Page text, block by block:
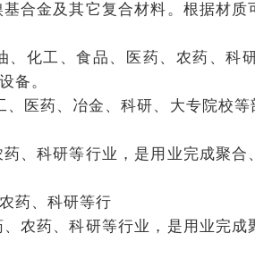
合金及其它复合材料。根据材
化工、食品、医药、农药、科
备。
医药、冶金、科研、大专院校
科研等行业，是用业完成聚合
药、科研等行
农药、科研等行业，是用业完